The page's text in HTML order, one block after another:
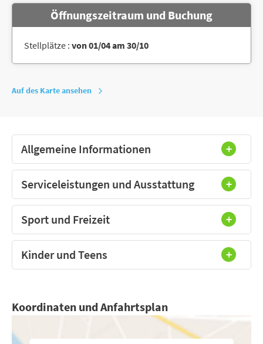
Öffnungszeitraum und Buchung
Stellplätze : von 01/04 am 30/10
Auf des Karte ansehen
Allgemeine Informationen
Serviceleistungen und Ausstattung
Sport und Freizeit
Kinder und Teens
Koordinaten und Anfahrtsplan